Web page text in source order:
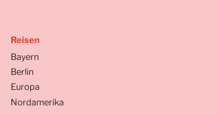
Reisen
Bayern
Berlin
Europa
Nordamerika